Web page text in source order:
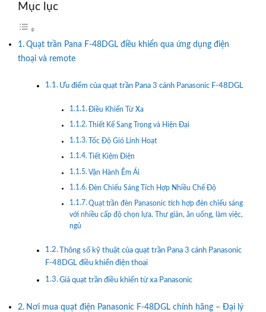
Mục lục
Quạt trần Pana F-48DGL điều khiển qua ứng dụng điện
thoại và remote
Ưu điểm của quạt trần Pana 3 cánh Panasonic F-48DGL
Điều Khiển Từ Xa
Thiết Kế Sang Trọng và Hiện Đại
Tốc Độ Gió Linh Hoạt
Tiết Kiệm Điện
Vận Hành Êm Ái
Đèn Chiếu Sáng Tích Hợp Nhiều Chế Độ
Quạt trần đèn Panasonic tích hợp đèn chiếu sáng
với nhiều cấp độ chọn lựa. Thư giản, ăn uống, làm việc,
ngủ
Thông số kỹ thuật của quạt trần Pana 3 cánh Panasonic
F-48DGL điều khiển điện thoại
Giá quạt trần điều khiển từ xa Panasonic
Nơi mua quạt điện Panasonic F-48DGL chính hãng – Đại lý